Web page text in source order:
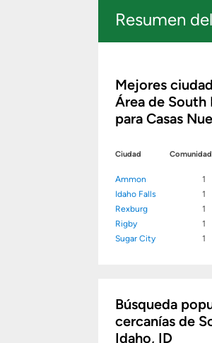
Resumen
Mejores
Área de South
para Casas
Ciudad
Ammon
1
Idaho Falls
1
Rexburg
1
Rigby
1
Sugar City
1
Búsqueda
cercanías de
Idaho, ID